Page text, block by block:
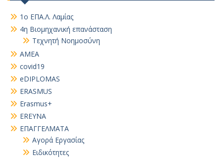
1ο ΕΠΑ.Λ. Λαμίας
4η Βιομηχανική επανάσταση
Τεχνητή Νοημοσύνη
AMEA
covid19
eDIPLOMAS
ERASMUS
Erasmus+
EREYNA
EΠΑΓΓΕΛΜΑΤΑ
Αγορά Εργασίας
Ειδικότητες